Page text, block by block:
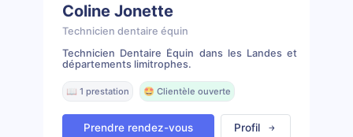
Coline Jonette
Technicien dentaire équin
Technicien Dentaire Équin dans les Landes et
départements limitrophes.
📖 1 prestation 🤩 Clientèle ouverte
Prendre rendez-vous Profil